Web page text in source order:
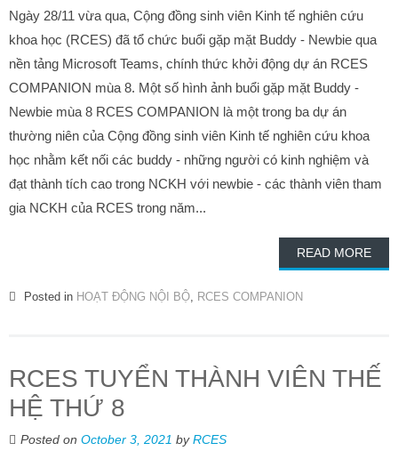
Ngày 28/11 vừa qua, Cộng đồng sinh viên Kinh tế nghiên cứu
khoa học (RCES) đã tổ chức buổi gặp mặt Buddy - Newbie qua
nền tảng Microsoft Teams, chính thức khởi động dự án RCES
COMPANION mùa 8. Một số hình ảnh buổi gặp mặt Buddy -
Newbie mùa 8 RCES COMPANION là một trong ba dự án
thường niên của Cộng đồng sinh viên Kinh tế nghiên cứu khoa
học nhằm kết nối các buddy - những người có kinh nghiệm và
đạt thành tích cao trong NCKH với newbie - các thành viên tham
gia NCKH của RCES trong năm...
READ MORE
Posted in HOẠT ĐỘNG NỘI BỘ RCES COMPANION
RCES TUYỂN THÀNH VIÊN THẾ
HỆ THỨ 8
Posted on October 3, 2021 byRCES